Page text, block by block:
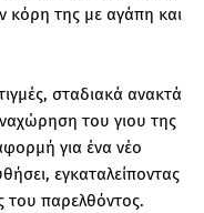
κόρη της με αγάπη και
σταδιακά ανακτά
του γιου της
για ένα νέο
εγκαταλείποντας
του παρελθόντος.